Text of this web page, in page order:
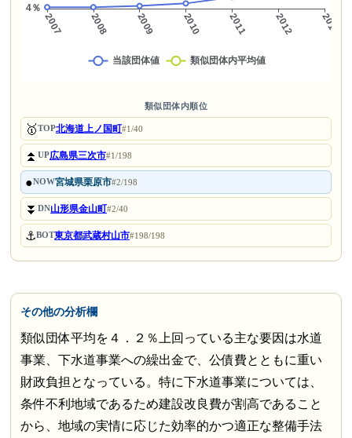
類似団体内順位
🥇TOP北海道上ノ国町#1/40
⏫UP広島県三次市#1/198
●NOW宮城県栗原市#2/198
⏬DN山形県金山町#2/40
⚓BOT東京都武蔵村山市#198/198
その他の分析欄
類似団体平均を４．２％上回っている主な要因は水道
事業、下水道事業への繰出金で、公債費とともに重い
財政負担となっている。特に下水道事業については、
条件不利地域であるため建設改良費が割高であること
から、地域の実情に応じた効率的かつ適正な整備手法